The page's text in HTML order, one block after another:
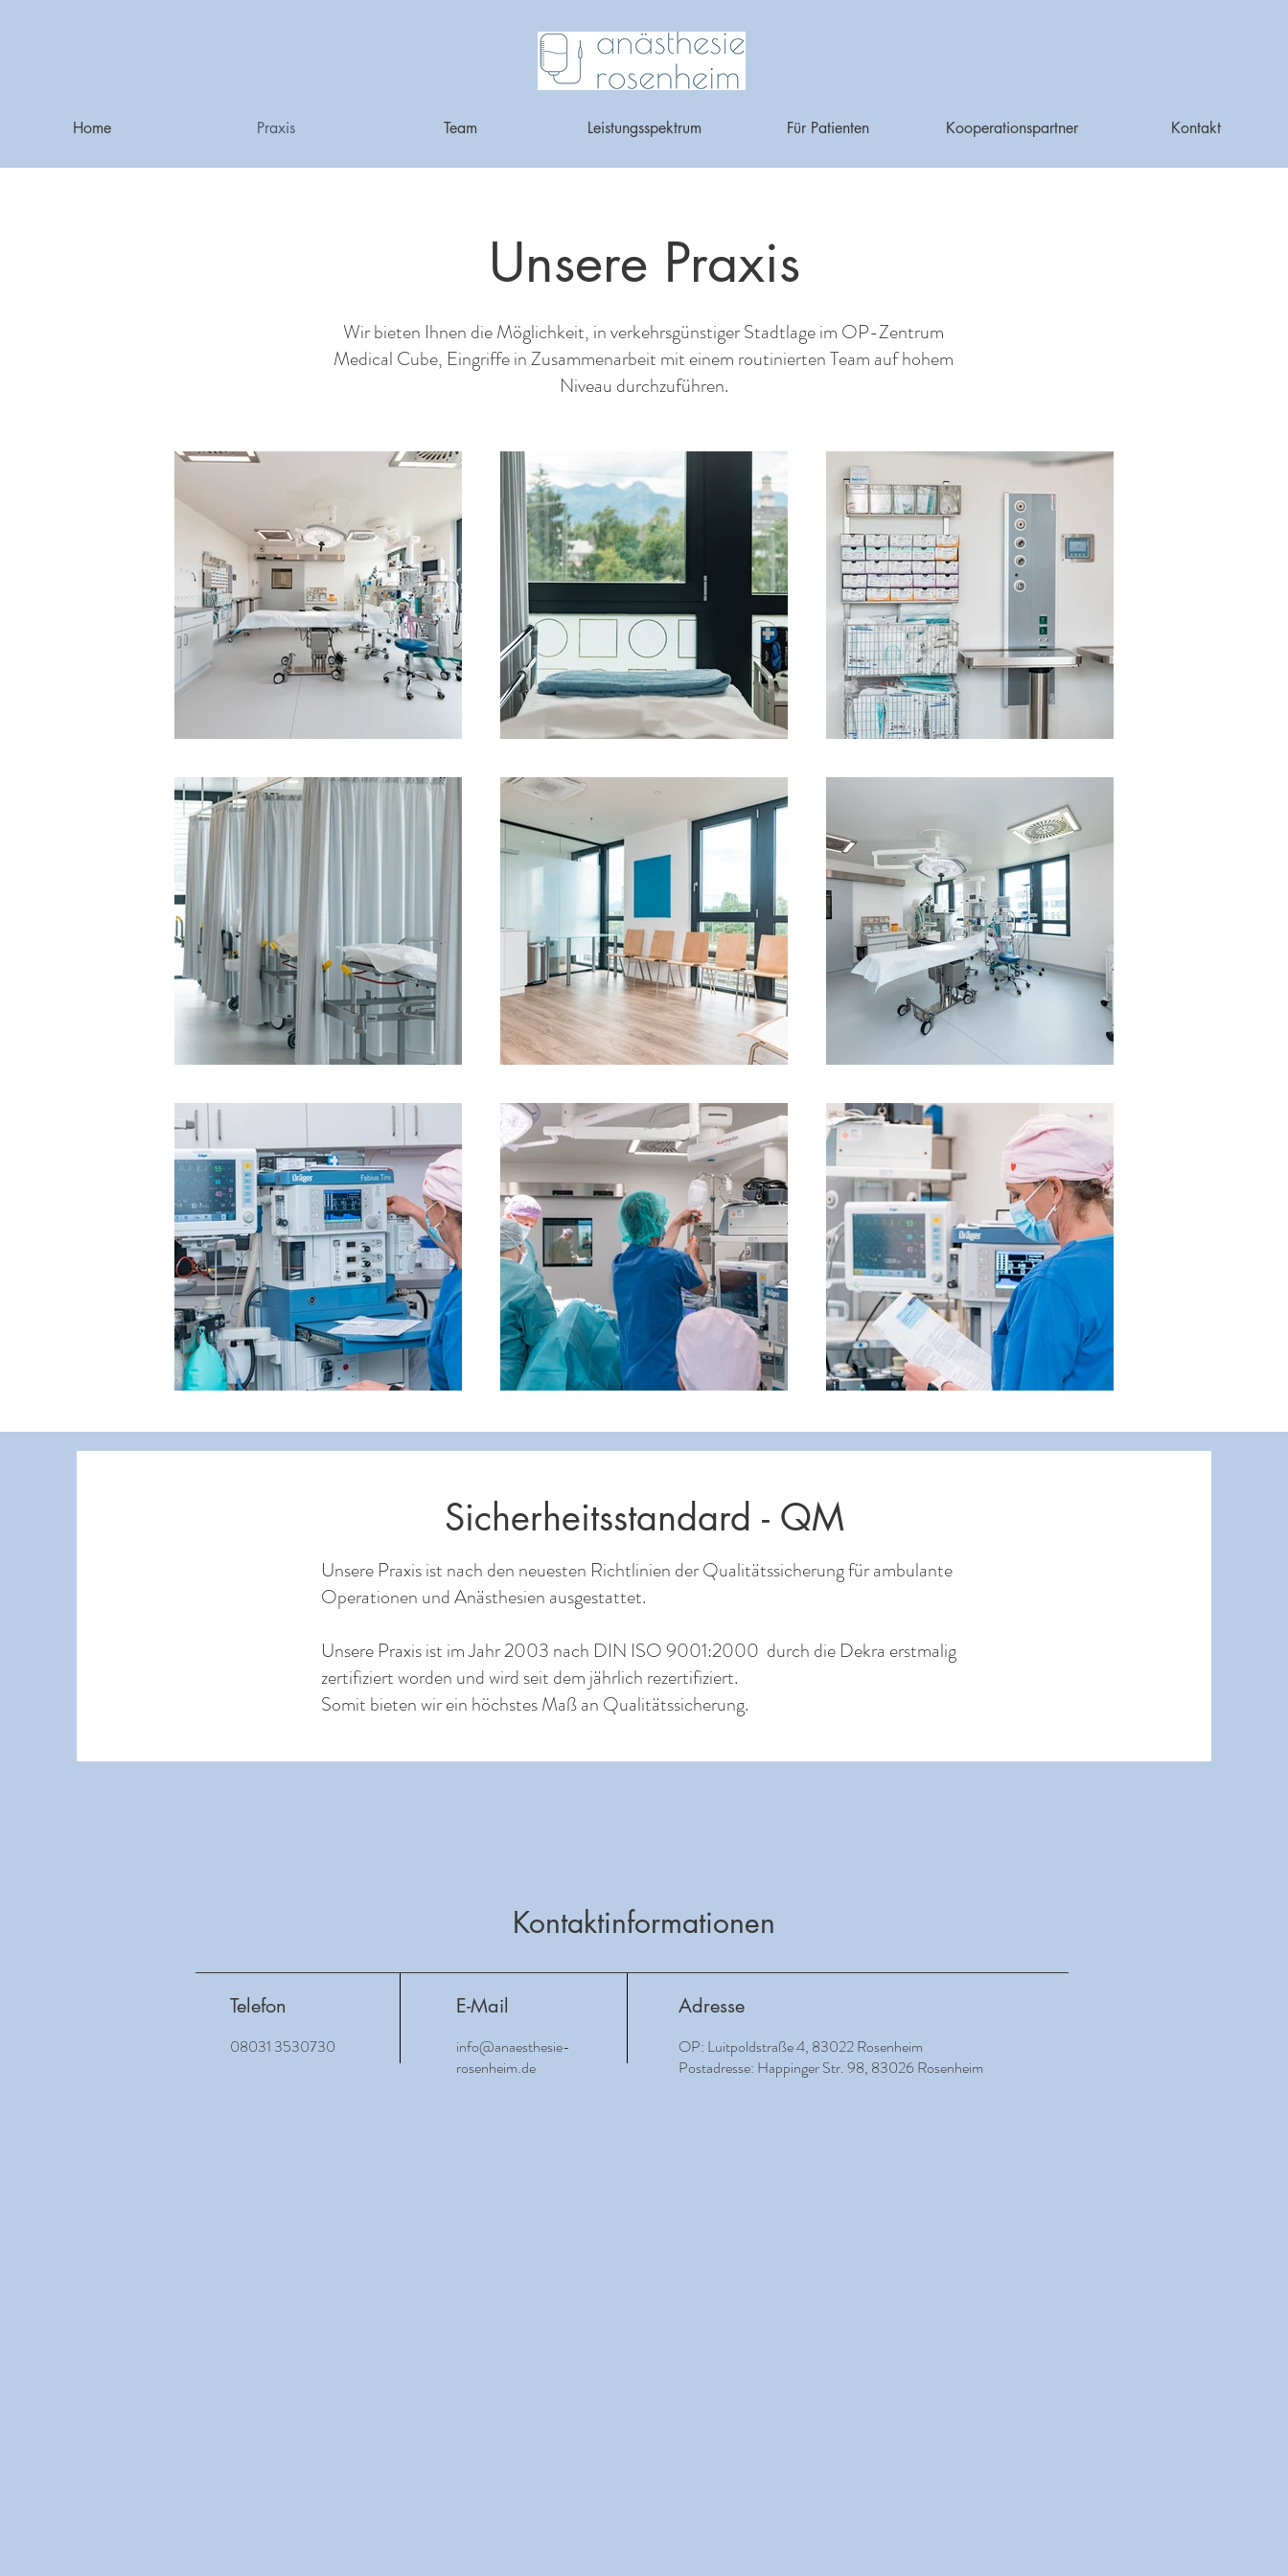
Home Praxis Team Leistungsspektrum Für Patienten Kooperationspartner Kontakt
Unsere Praxis
Wir bieten Ihnen die Möglichkeit, in verkehrsgünstiger Stadtlage im OP-Zentrum
Medical Cube, Eingriffe in Zusammenarbeit mit einem routinierten Team auf hohem
Niveau durchzuführen.
Sicherheitsstandard - QM
Unsere Praxis ist nach den neuesten Richtlinien der Qualitätssicherung für ambulante
Operationen und Anästhesien ausgestattet.
Unsere Praxis ist im Jahr 2003 nach DIN ISO 9001:2000 durch die Dekra erstmalig
zertifiziert worden und wird seit dem jährlich rezertifiziert.
Somit bieten wir ein höchstes Maß an Qualitätssicherung.
Kontaktinformationen
Telefon E-Mail Adresse
08031 3530730
info@anaesthesie-
rosenheim.de
OP: Luitpoldstraße 4, 83022 Rosenheim
Postadresse: Happinger Str. 98, 83026 Rosenheim